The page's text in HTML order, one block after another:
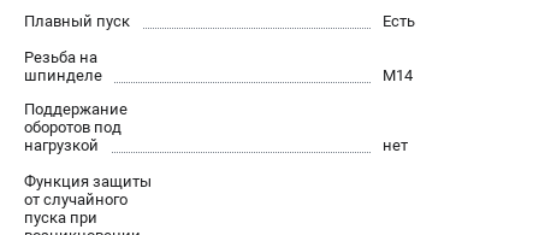
Политика обработки персональных данных
Новости
Программа бонусов
Как нас найти
Пользовательское соглашение
СЕТЕВОЙ ЭЛЕКТРОИНСТРУМЕНТ
Плавный пуск
Есть
Резьба на
шпинделе
М14
Поддержание
оборотов под
нагрузкой
нет
Функция защиты
от случайного
пуска при